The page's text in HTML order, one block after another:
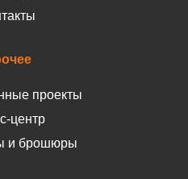
проекты
центр
и брошюры